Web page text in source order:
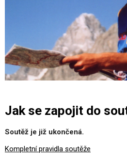
Jak se zapojit do
Soutěž je již ukončená.
Kompletní pravidla soutěže